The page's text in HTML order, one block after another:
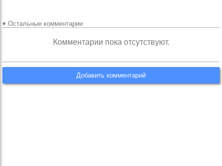
▾ Остальные комментарии
Комментарии пока отсутствуют.
Добавить комментарий